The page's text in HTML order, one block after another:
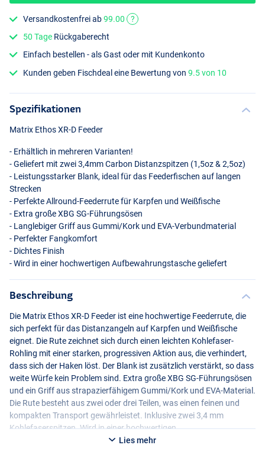
Versandkostenfrei ab99.00
?
50 Tage Rückgaberecht
Einfach bestellen - als Gast oder mit Kundenkonto
Kunden geben Fischdeal eine Bewertung von9.5 von 10
Spezifikationen
Matrix Ethos XR-D Feeder
- Erhältlich in mehreren Varianten!
- Geliefert mit zwei 3,4mm Carbon Distanzspitzen (1,5oz & 2,5oz)
- Leistungsstarker Blank, ideal für das Feederfischen auf langen
Strecken
- Perfekte Allround-Feederrute für Karpfen und Weißfische
- Extra großeXBG SG-Führungsösen
- Langlebiger Griff aus Gummi/Kork und EVA-Verbundmaterial
- Perfekter Fangkomfort
- Dichtes Finish
- Wird in einer hochwertigen Aufbewahrungstasche geliefert
Beschreibung
Die Matrix Ethos XR-D Feeder ist eine hochwertige Feederrute, die
sich perfekt für das Distanzangeln auf Karpfen und Weißfische
eignet. Die Rute zeichnet sich durch einen leichten Kohlefaser-
Rohling mit einer starken, progressiven Aktion aus, die verhindert,
dass sich der Haken löst. Der Blank ist zusätzlich verstärkt, so dass
weite Würfe kein Problem sind. Extra großeXBG SG-Führungsösen
und ein Griff aus strapazierfähigem Gummi/Kork und EVA-Material.
Die Rute besteht aus zwei oder drei Teilen, was einen feinen und
kompakten Transport gewährleistet. Inklusive zwei 3,4 mm
Kohlefaserspitzen. Wird in einer hochwertigen
Aufbewahrungstasche geliefert!Lies mehr